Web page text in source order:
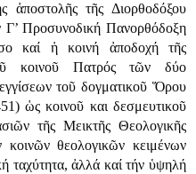
ἀποστολῆς τῆς Διορθοδόξου
Γ’ Προσυνοδική Πανορθόδοξη
καί ἡ κοινή ἀποδοχή τῆς
κοινοῦ Πατρός τῶν δύο
τοῦ δογματικοῦ Ὅρου
ὡς κοινοῦ και δεσμευτικοῦ
τῆς Μεικτῆς Θεολογικῆς
θεολογικῶν κειμένων
ταχύτητα, ἀλλά καί τήν ὑψηλή